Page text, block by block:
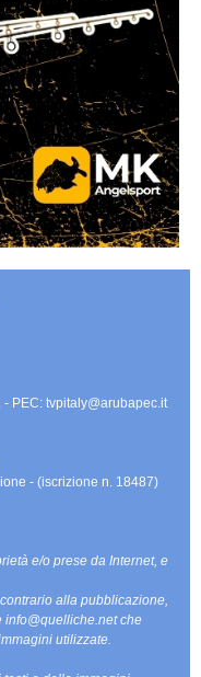
- PEC: tvpitaly@arubapec.it
- (iscrizione n. 18487)
e/o prese da Internet, e
alla pubblicazione,
che
utilizzate.